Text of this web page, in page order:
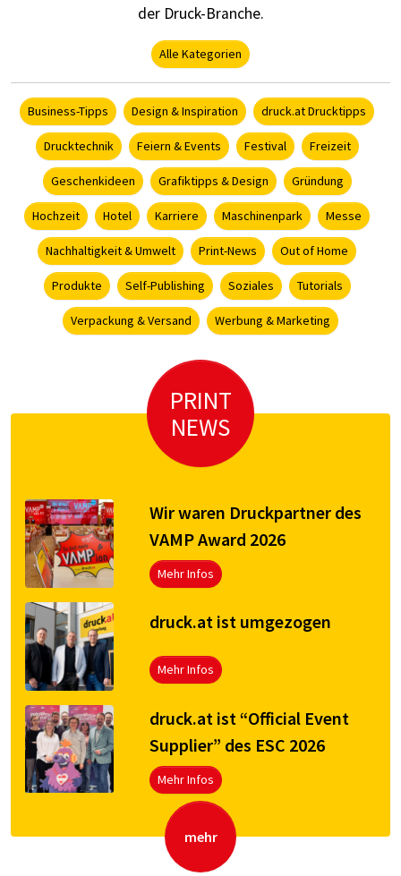
der Druck-Branche.
Alle Kategorien
Business-Tipps Design & Inspiration druck.at Drucktipps
Drucktechnik Feiern & Events Festival Freizeit
Geschenkideen Grafiktipps & Design Gründung
Hochzeit Hotel Karriere Maschinenpark Messe
Nachhaltigkeit & Umwelt Print-News Out of Home
Produkte Self-Publishing Soziales Tutorials
Verpackung & Versand Werbung & Marketing
PRINT
NEWS
Wir waren Druckpartner des
VAMP Award 2026
Mehr Infos
druck.at ist umgezogen
Mehr Infos
druck.at ist “Official Event
Supplier” des ESC 2026
Mehr Infos
mehr